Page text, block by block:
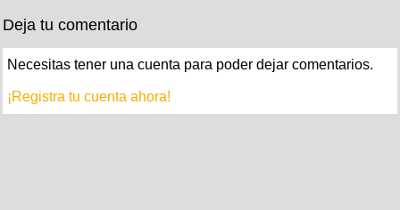
Deja tu comentario
Necesitas tener una cuenta para poder dejar comentarios.
¡Registra tu cuenta ahora!